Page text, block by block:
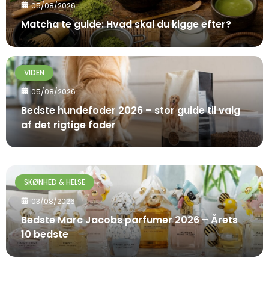
05/08/2026
Matcha te guide: Hvad skal du kigge efter?
VIDEN
05/08/2026
Bedste hundefoder 2026 – stor guide til valg
af det rigtige foder
SKØNHED & HELSE
03/08/2026
Bedste Marc Jacobs parfumer 2026 – Årets
10 bedste